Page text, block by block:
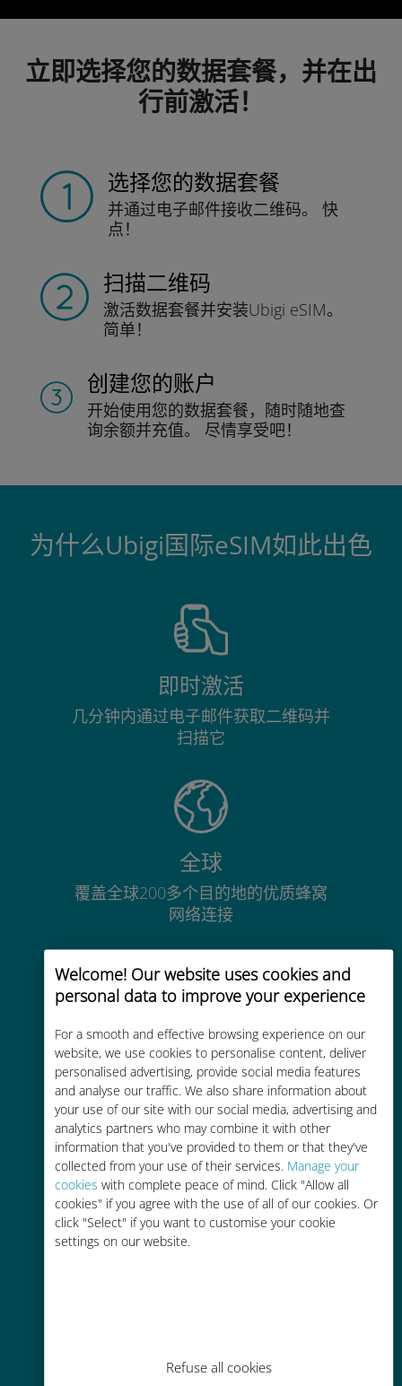
Welcome! Our website uses cookies and
personal data to improve your experience
For a smooth and effective browsing experience on our
website, we use cookies to personalise content, deliver
personalised advertising, provide social media features
and analyse our traffic. We also share information about
your use of our site with our social media, advertising and
analytics partners who may combine it with other
information that you've provided to them or that they've
collected from your use of their services. Manage your
cookies with complete peace of mind. Click "Allow all
cookies" if you agree with the use of all of our cookies. Or
click "Select" if you want to customise your cookie
settings on our website.
Refuse all cookies
立即选择您的数据套餐，并在出
行前激活！
选择您的数据套餐
并通过电子邮件接收二维码。
快
点！
扫描二维码
激活数据套餐并安装Ubigi eSIM。
简单！
创建您的账户
开始使用您的数据套餐，随时随地查
询余额并充值。 尽情享受吧！
为什么Ubigi国际eSIM如此出色
即时激活
几分钟内通过电子邮件获取二维码并
扫描它
全球
覆盖全球200多个目的地的优质蜂窝
网络连接
经济实惠
比现有运营商的漫游费便宜高达90%
轻松充值
通过Ubigi应用随时随地通话，即使
没有Wi-Fi或剩余流量也能畅聊
毫不费力